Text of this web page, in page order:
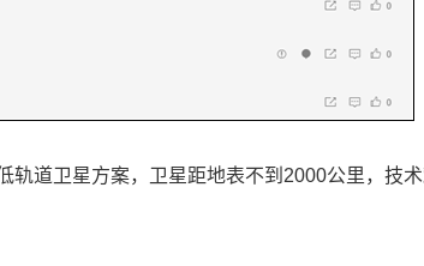
道卫星方案，卫星距地表不到2000公里，技